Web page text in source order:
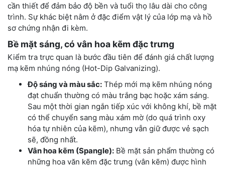
cần thiết để đảm bảo độ bền và tuổi thọ lâu dài cho công
trình. Sự khác biệt nằm ở đặc điểm vật lý của lớp mạ và hồ
sơ chứng nhận đi kèm.
Bề mặt sáng, có vân hoa kẽm đặc trưng
Kiểm tra trực quan là bước đầu tiên để đánh giá chất lượng
mạ kẽm nhúng nóng (Hot-Dip Galvanizing).
Độ sáng và màu sắc: Thép mới mạ kẽm nhúng nóng
đạt chuẩn thường có màu trắng bạc hoặc xám sáng.
Sau một thời gian ngắn tiếp xúc với không khí, bề mặt
có thể chuyển sang màu xám mờ (do quá trình oxy
hóa tự nhiên của kẽm), nhưng vẫn giữ được vẻ sạch
sẽ, đồng nhất.
Vân hoa kẽm (Spangle): Bề mặt sản phẩm thường có
những hoa văn kẽm đặc trưng (vân kẽm) được hình